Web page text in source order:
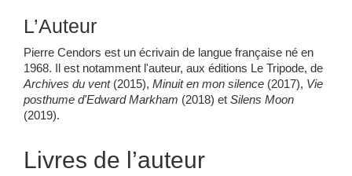
L’Auteur
Pierre Cendors est un écrivain de langue française né en
1968. Il est notamment l'auteur, aux éditions Le Tripode, de
Archives du vent (2015), Minuit en mon silence (2017), Vie
posthume d'Edward Markham (2018) et Silens Moon
(2019).
Livres de l’auteur